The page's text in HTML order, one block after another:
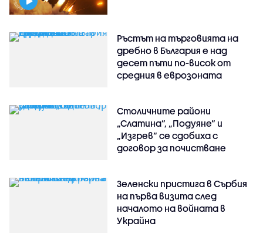
Ръстът на търговията на
дребно в България е над
десет пъти по-висок от
средния в еврозоната
Столичните райони
„Слатина“, „Подуяне“ и
„Изгрев“ се сдобиха с
договор за почистване
Зеленски пристига в Сърбия
на първа визита след
началото на войната в
Украйна